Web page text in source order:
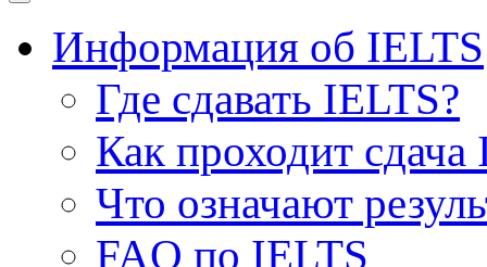
Информация об IELTS
Где сдавать IELTS?
Как проходит сдача
Что означают
FAQ по IELTS